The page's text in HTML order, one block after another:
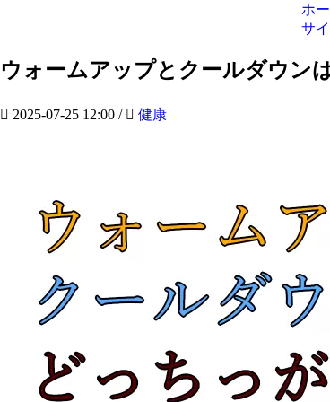
ホ
サ
ウォームアップとクールダウン
2025-07-25 12:00 / 健康